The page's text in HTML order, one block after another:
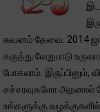
கவனம் தேவை. 2014
கருத்து வேறுபாடு
போகலாம். இருப்பினும்,
சச்சரவுகளோ அதனால்
உங்களுக்கு